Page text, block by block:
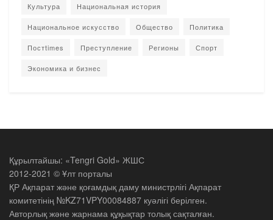
Культура Национальная история
Национальное искусство Общество Политика
Постtimes Преступление Регионы Спорт
Экономика и бизнес
Құрылтайшы: «Tengri Gold» ЖШС
2012-2021 © Ұлт порталы
ҚР Ақпарат және қоғамдық даму министрлігі Ақпарат
комитетінің №KZ71VPY00084887 куәлігі берілген.
Авторлық және жарнама құқықтар толық сақталған.